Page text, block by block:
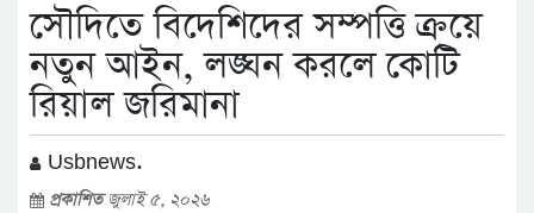
সৌদিতে বিদেশিদের সম্পত্তি ক্রয়ে
নতুন আইন, লঙ্ঘন করলে কোটি
রিয়াল জরিমানা
Usbnews.
প্রকাশিতজুলাই ৫, ২০২৬